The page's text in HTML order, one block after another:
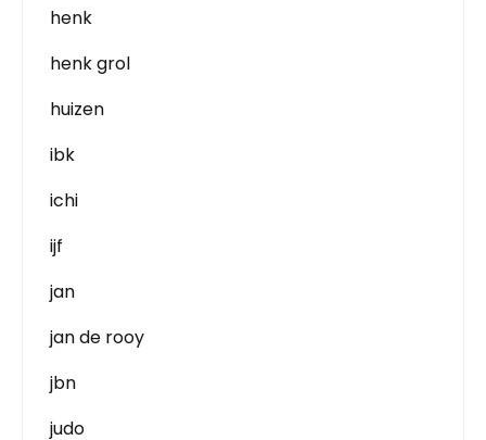
henk
henk grol
huizen
ibk
ichi
ijf
jan
jan de rooy
jbn
judo